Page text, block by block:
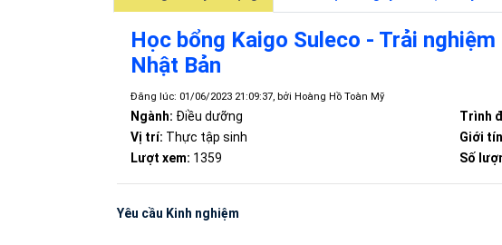
Học bổng Kaigo Suleco - Trải
Nhật Bản
Đăng lúc: 01/06/2023 21:09:37, bởi Hoàng Hồ Toàn Mỹ
Ngành: Điều dưỡng Trình
Vị trí: Thực tập sinh Giới
Lượt xem: 1359 Số
Yêu cầu Kinh nghiệm